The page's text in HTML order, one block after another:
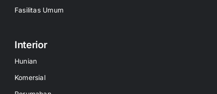
Fasilitas Umum
Interior
Hunian
Komersial